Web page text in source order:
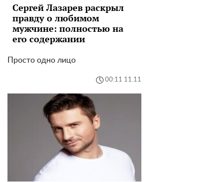
Сергей Лазарев раскрыл
правду о любимом
мужчине: полностью на
его содержании
Просто одно лицо
00:11 11.11